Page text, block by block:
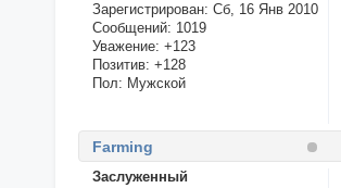
Зарегистрирован: Сб, 16 Янв 2010
Сообщений: 1019
Уважение: +123
Позитив: +128
Пол: Мужской
Farming
Заслуженный